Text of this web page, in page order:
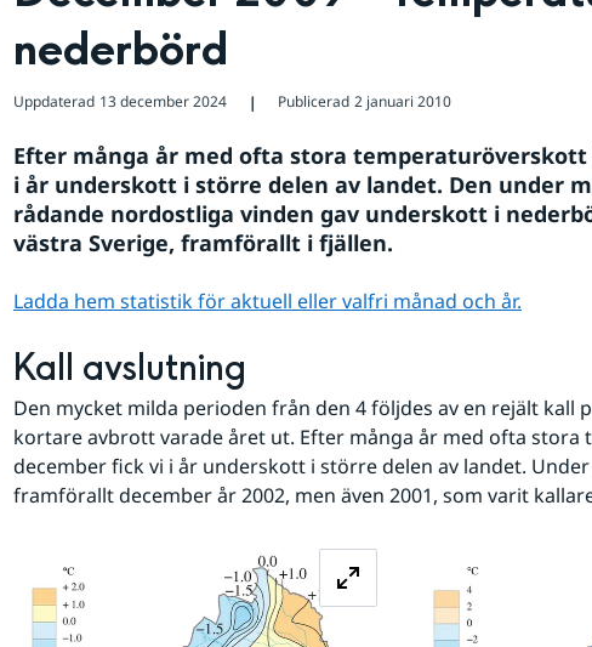
nederbörd
Uppdaterad 13 december 2024 ❘ Publicerad 2 januari 2010
Efter många år med ofta stora temperaturöverskott
i år underskott i större delen av landet. Den under
rådande nordostliga vinden gav underskott i
västra Sverige, framförallt i fjällen.
Ladda hem statistik för aktuell eller valfri månad och år.
Kall avslutning
Den mycket milda perioden från den 4 följdes av en rejält kall
kortare avbrott varade året ut. Efter många år med ofta
december fick vi i år underskott i större delen av landet.
framförallt december år 2002, men även 2001, som varit